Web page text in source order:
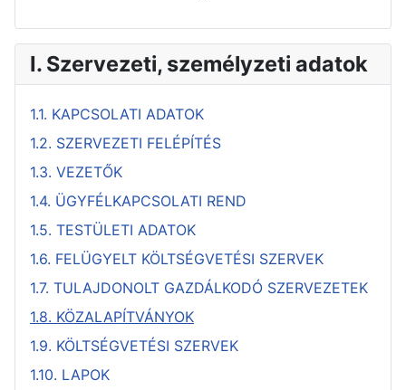
I. Szervezeti, személyzeti adatok
1.1. KAPCSOLATI ADATOK
1.2. SZERVEZETI FELÉPÍTÉS
1.3. VEZETŐK
1.4. ÜGYFÉLKAPCSOLATI REND
1.5. TESTÜLETI ADATOK
1.6. FELÜGYELT KÖLTSÉGVETÉSI SZERVEK
1.7. TULAJDONOLT GAZDÁLKODÓ SZERVEZETEK
1.8. KÖZALAPÍTVÁNYOK
1.9. KÖLTSÉGVETÉSI SZERVEK
1.10. LAPOK